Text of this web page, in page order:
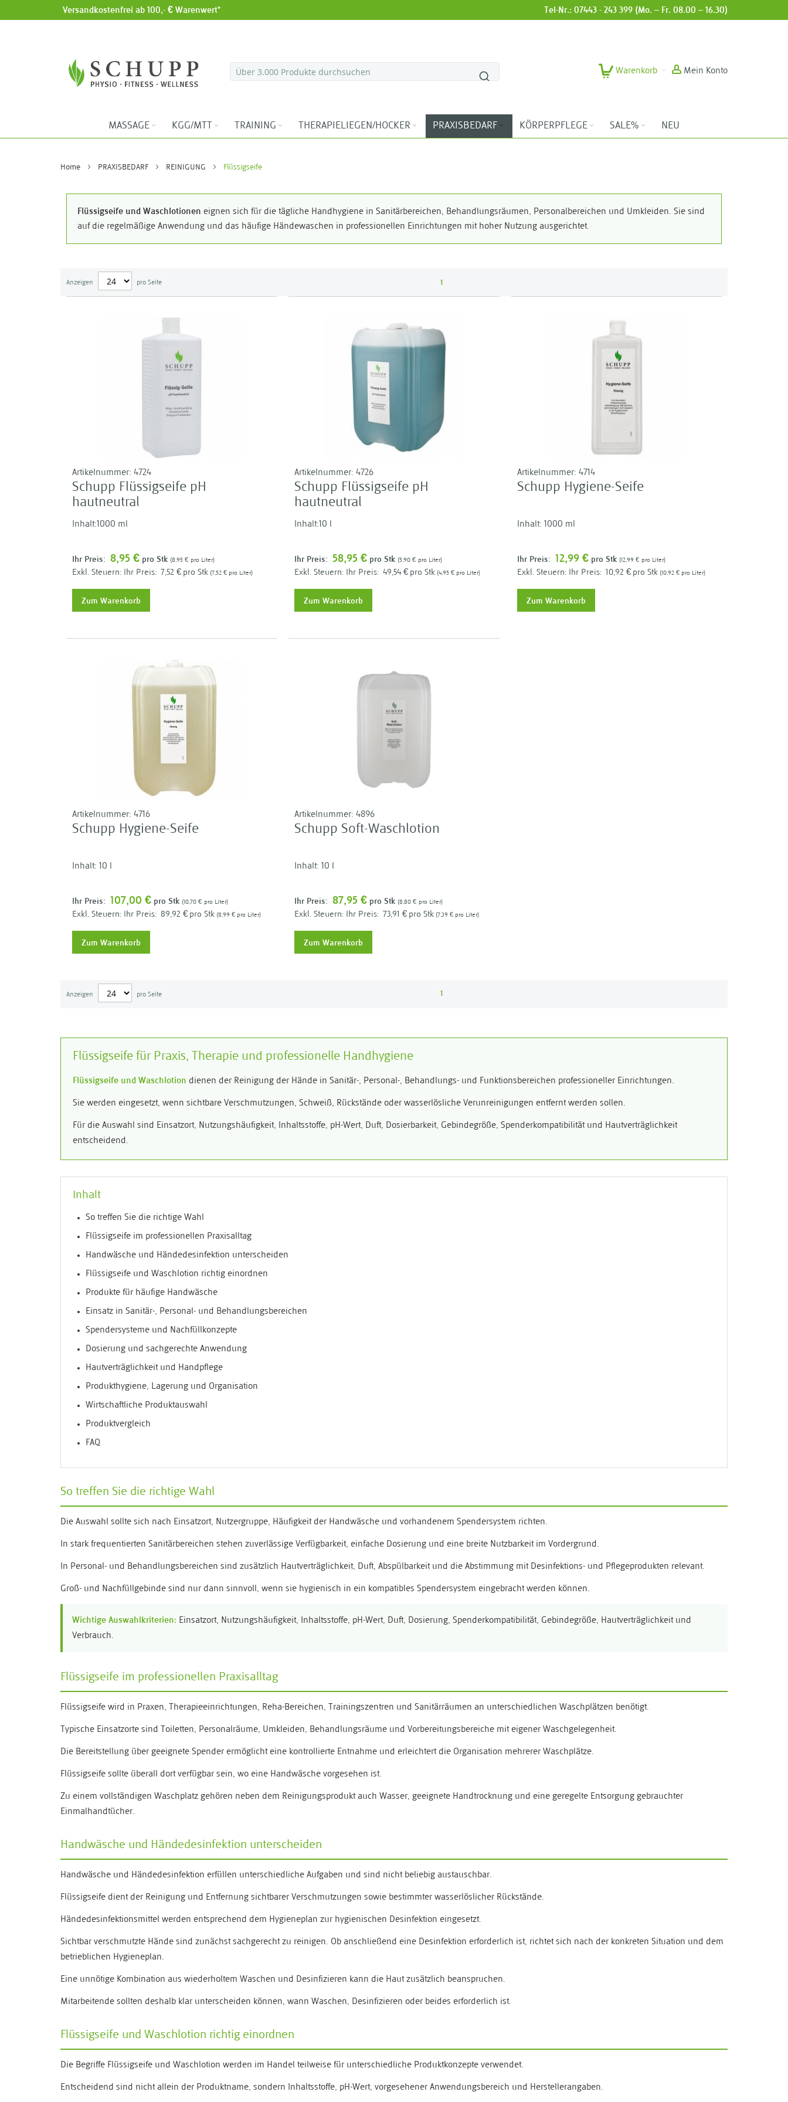
Direkt zum Inhalt
Versandkostenfrei ab 100,- € Warenwert* Tel-Nr.: 07443 - 243 399 (Mo. – Fr. 08.00 – 16.30)
Mein Konto
Warenkorb
MASSAGE KGG/MTT TRAINING THERAPIELIEGEN/HOCKER PRAXISBEDARF KÖRPERPFLEGE SALE% NEU
Home PRAXISBEDARF REINIGUNG Flüssigseife
Flüssigseife und Waschlotionen eignen sich für die tägliche Handhygiene in Sanitärbereichen, Behandlungsräumen, Personalbereichen und Umkleiden. Sie sind
auf die regelmäßige Anwendung und das häufige Händewaschen in professionellen Einrichtungen mit hoher Nutzung ausgerichtet.
Anzeigen pro Seite 1
Artikelnummer: 4724
Schupp Flüssigseife pH
hautneutral
Inhalt:1000 ml
Ihr Preis: 8,95 € pro Stk 8,95 € pro Liter
Ihr Preis: 7,52 € pro Stk 7,52 € pro Liter
Zum Warenkorb
Artikelnummer:4726
Schupp Flüssigseife pH
hautneutral
Inhalt:10 l
Ihr Preis: 58,95 € pro Stk 5,90 € pro Liter
Ihr Preis: 49,54 € pro Stk 4,95 € pro Liter
Zum Warenkorb
Artikelnummer: 4714
Schupp Hygiene-Seife
Inhalt: 1000 ml
Ihr Preis: 12,99 € pro Stk 12,99 € pro Liter
Ihr Preis: 10,92 € pro Stk 10,92 € pro Liter
Zum Warenkorb
Artikelnummer: 4716
Schupp Hygiene-Seife
Inhalt: 10 l
Ihr Preis: 107,00 € pro Stk 10,70 € pro Liter
Ihr Preis: 89,92 € pro Stk 8,99 € pro Liter
Zum Warenkorb
Artikelnummer:4896
Schupp Soft-Waschlotion
Inhalt: 10 l
Ihr Preis: 87,95 € pro Stk 8,80 € pro Liter
Ihr Preis: 73,91 € pro Stk 7,39 € pro Liter
Zum Warenkorb
Anzeigen pro Seite 1
Flüssigseife für Praxis, Therapie und professionelle Handhygiene
Flüssigseife und Waschlotion dienen der Reinigung der Hände in Sanitär-, Personal-, Behandlungs- und Funktionsbereichen professioneller Einrichtungen.
Sie werden eingesetzt, wenn sichtbare Verschmutzungen, Schweiß, Rückstände oder wasserlösliche Verunreinigungen entfernt werden sollen.
Für die Auswahl sind Einsatzort, Nutzungshäufigkeit, Inhaltsstoffe, pH-Wert, Duft, Dosierbarkeit, Gebindegröße, Spenderkompatibilität und Hautverträglichkeit
entscheidend.
Inhalt
So treffen Sie die richtige Wahl
Flüssigseife im professionellen Praxisalltag
Handwäsche und Händedesinfektion unterscheiden
Flüssigseife und Waschlotion richtig einordnen
Produkte für häufige Handwäsche
Einsatz in Sanitär-, Personal- und Behandlungsbereichen
Spendersysteme und Nachfüllkonzepte
Dosierung und sachgerechte Anwendung
Hautverträglichkeit und Handpflege
Produkthygiene, Lagerung und Organisation
Wirtschaftliche Produktauswahl
Produktvergleich
FAQ
So treffen Sie die richtige Wahl
Die Auswahl sollte sich nach Einsatzort, Nutzergruppe, Häufigkeit der Handwäsche und vorhandenem Spendersystem richten.
In stark frequentierten Sanitärbereichen stehen zuverlässige Verfügbarkeit, einfache Dosierung und eine breite Nutzbarkeit im Vordergrund.
In Personal- und Behandlungsbereichen sind zusätzlich Hautverträglichkeit, Duft, Abspülbarkeit und die Abstimmung mit Desinfektions- und Pflegeprodukten relevant.
Groß- und Nachfüllgebinde sind nur dann sinnvoll, wenn sie hygienisch in ein kompatibles Spendersystem eingebracht werden können.
Wichtige Auswahlkriterien: Einsatzort, Nutzungshäufigkeit, Inhaltsstoffe, pH-Wert, Duft, Dosierung, Spenderkompatibilität, Gebindegröße, Hautverträglichkeit und
Verbrauch.
Flüssigseife im professionellen Praxisalltag
Flüssigseife wird in Praxen, Therapieeinrichtungen, Reha-Bereichen, Trainingszentren und Sanitärräumen an unterschiedlichen Waschplätzen benötigt.
Typische Einsatzorte sind Toiletten, Personalräume, Umkleiden, Behandlungsräume und Vorbereitungsbereiche mit eigener Waschgelegenheit.
Die Bereitstellung über geeignete Spender ermöglicht eine kontrollierte Entnahme und erleichtert die Organisation mehrerer Waschplätze.
Flüssigseife sollte überall dort verfügbar sein, wo eine Handwäsche vorgesehen ist.
Zu einem vollständigen Waschplatz gehören neben dem Reinigungsprodukt auch Wasser, geeignete Handtrocknung und eine geregelte Entsorgung gebrauchter
Einmalhandtücher.
Handwäsche und Händedesinfektion unterscheiden
Handwäsche und Händedesinfektion erfüllen unterschiedliche Aufgaben und sind nicht beliebig austauschbar.
Flüssigseife dient der Reinigung und Entfernung sichtbarer Verschmutzungen sowie bestimmter wasserlöslicher Rückstände.
Händedesinfektionsmittel werden entsprechend dem Hygieneplan zur hygienischen Desinfektion eingesetzt.
Sichtbar verschmutzte Hände sind zunächst sachgerecht zu reinigen. Ob anschließend eine Desinfektion erforderlich ist, richtet sich nach der konkreten Situation und dem
betrieblichen Hygieneplan.
Eine unnötige Kombination aus wiederholtem Waschen und Desinfizieren kann die Haut zusätzlich beanspruchen.
Mitarbeitende sollten deshalb klar unterscheiden können, wann Waschen, Desinfizieren oder beides erforderlich ist.
Flüssigseife und Waschlotion richtig einordnen
Die Begriffe Flüssigseife und Waschlotion werden im Handel teilweise für unterschiedliche Produktkonzepte verwendet.
Entscheidend sind nicht allein der Produktname, sondern Inhaltsstoffe, pH-Wert, vorgesehener Anwendungsbereich und Herstellerangaben.